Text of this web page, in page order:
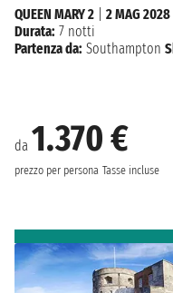
da 1.370 €
prezzo per persona Tasse incluse
QUEEN MARY 2
2 MAG 2028
Durata: 7 notti
Partenza da: Southampton